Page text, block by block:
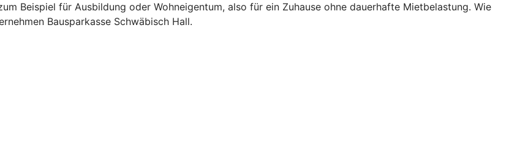
Beispiel für Ausbildung oder Wohneigentum, also für ein Zuhause ohne dauerhafte Mietbelastung. Wie
Bausparkasse Schwäbisch Hall.